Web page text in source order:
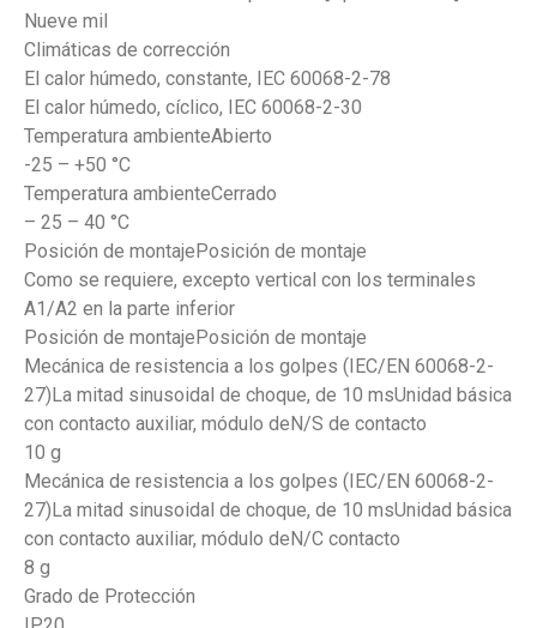
Nueve mil
Climáticas de corrección
El calor húmedo, constante, IEC 60068-2-78
El calor húmedo, cíclico, IEC 60068-2-30
Temperatura ambienteAbierto
-25 – +50 °C
Temperatura ambienteCerrado
– 25 – 40 °C
Posición de montajePosición de montaje
Como se requiere, excepto vertical con los terminales
A1/A2 en la parte inferior
Posición de montajePosición de montaje
Mecánica de resistencia a los golpes (IEC/EN 60068-2-
27)La mitad sinusoidal de choque, de 10 msUnidad básica
con contacto auxiliar, módulo deN/S de contacto
10 g
Mecánica de resistencia a los golpes (IEC/EN 60068-2-
27)La mitad sinusoidal de choque, de 10 msUnidad básica
con contacto auxiliar, módulo deN/C contacto
8 g
Grado de Protección